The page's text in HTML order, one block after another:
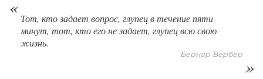
Тот, кто задает вопрос, глупец в течение пяти
минут, тот, кто его не задает, глупец всю свою
жизнь.
Бернар Вербер